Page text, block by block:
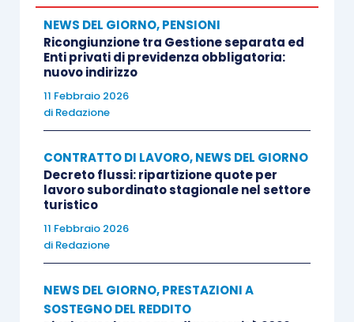
NEWS DEL GIORNO,PENSIONI
Ricongiunzione tra Gestione separata ed
Enti privati di previdenza obbligatoria:
nuovo indirizzo
11 Febbraio 2026
di Redazione
CONTRATTO DI LAVORO,NEWS DEL GIORNO
Decreto flussi: ripartizione quote per
lavoro subordinato stagionale nel settore
turistico
11 Febbraio 2026
di Redazione
NEWS DEL GIORNO,PRESTAZIONI A
SOSTEGNO DEL REDDITO